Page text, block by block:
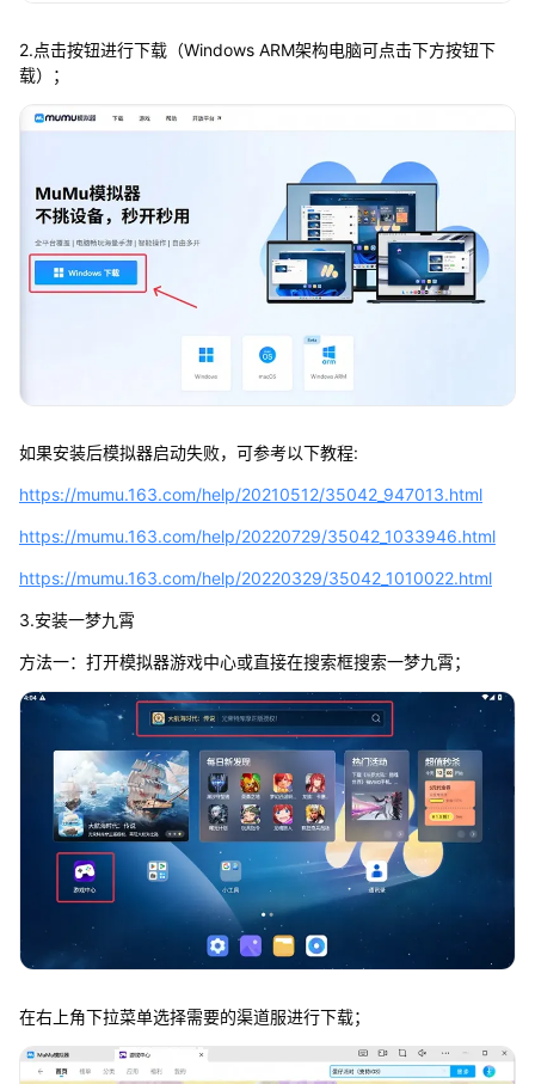
2.点击按钮进行下载（Windows ARM架构电脑可点击下方按钮下
载）；
如果安装后模拟器启动失败，可参考以下教程:
https://mumu.163.com/help/20210512/35042_947013.html
https://mumu.163.com/help/20220729/35042_1033946.html
https://mumu.163.com/help/20220329/35042_1010022.html
3.安装一梦九霄
方法一：打开模拟器游戏中心或直接在搜索框搜索一梦九霄；
在右上角下拉菜单选择需要的渠道服进行下载；